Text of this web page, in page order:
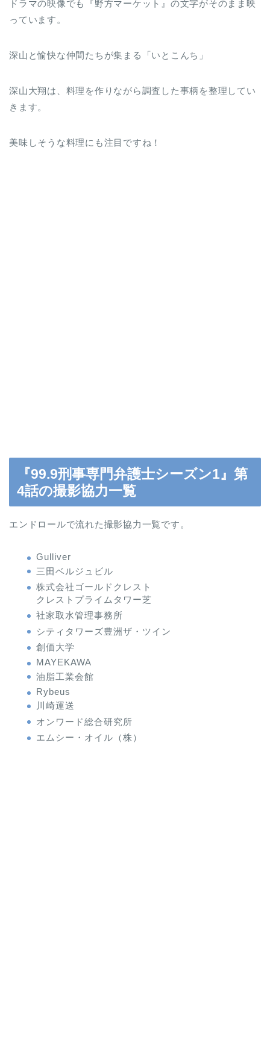
ドラマの映像でも『野方マーケット』の文字がそのまま映
っています。
深山と愉快な仲間たちが集まる「いとこんち」
深山大翔は、料理を作りながら調査した事柄を整理してい
きます。
美味しそうな料理にも注目ですね！
『99.9刑事専門弁護士シーズン1』第
4話の撮影協力一覧
エンドロールで流れた撮影協力一覧です。
Gulliver
三田ベルジュビル
株式会社ゴールドクレスト
クレストプライムタワー芝
社家取水管理事務所
シティタワーズ豊洲ザ・ツイン
創価大学
MAYEKAWA
油脂工業会館
Rybeus
川崎運送
オンワード総合研究所
エムシー・オイル（株）